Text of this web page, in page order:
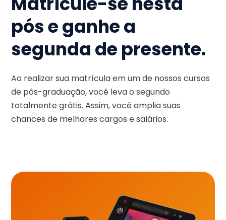
pós e ganhe a
segunda de presente.
Ao realizar sua matrícula em um de nossos cursos
de pós-graduação, você leva o segundo
totalmente grátis. Assim, você amplia suas
chances de melhores cargos e salários.